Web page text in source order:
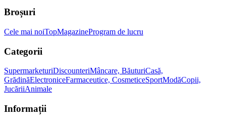
Broșuri
Cele mai noiTopMagazineProgram de lucru
Categorii
SupermarketuriDiscounteriMâncare, BăuturiCasă,
GrădinăElectroniceFarmaceutice, CosmeticeSportModăCopii,
JucăriiAnimale
Informații